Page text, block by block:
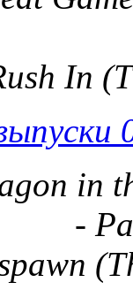
In
in
-